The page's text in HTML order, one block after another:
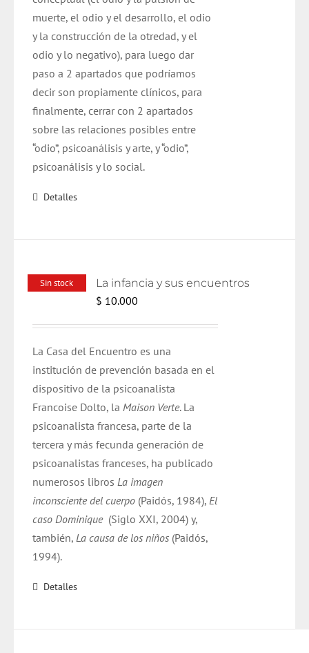
muerte, el odio y el desarrollo, el odio
y la construcción de la otredad, y el
odio y lo negativo), para luego dar
paso a 2 apartados que podríamos
decir son propiamente clínicos, para
finalmente, cerrar con 2 apartados
sobre las relaciones posibles entre
“odio”, psicoanálisis y arte, y “odio”,
psicoanálisis y lo social.
Detalles
Sin stock La infancia y sus encuentros
$ 10.000
La Casa del Encuentro es una
institución de prevención basada en el
dispositivo de la psicoanalista
Francoise Dolto, laMaison Verte. La
psicoanalista francesa, parte de la
tercera y más fecunda generación de
psicoanalistas franceses, ha publicado
numerosos librosLa imagen
inconsciente del cuerpo (Paidós, 1984),El
caso Dominique(Siglo XXI, 2004) y,
también,La causa de los niños (Paidós,
1994).
Detalles